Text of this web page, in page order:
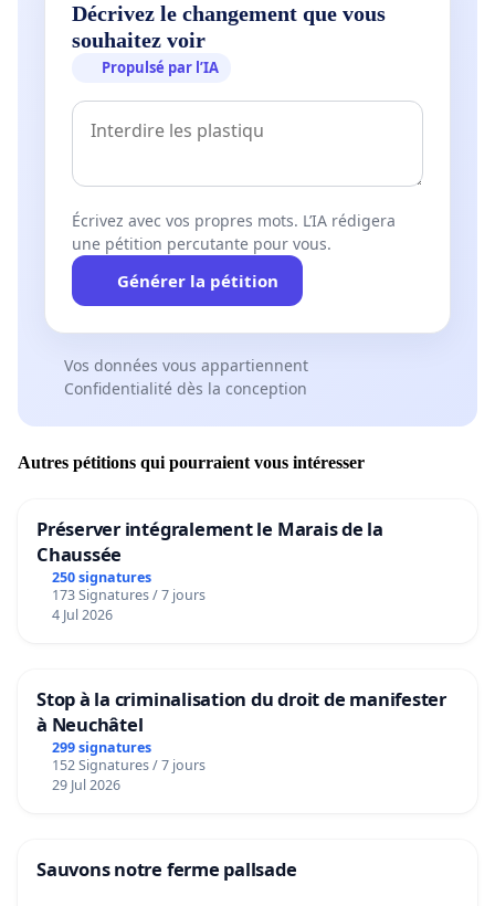
Décrivez le changement que vous
souhaitez voir
Propulsé par l’IA
Écrivez avec vos propres mots. L’IA rédigera
une pétition percutante pour vous.
Générer la pétition
Vos données vous appartiennent
Confidentialité dès la conception
Autres pétitions qui pourraient vous intéresser
Préserver intégralement le Marais de la
Chaussée
250 signatures
173 Signatures / 7 jours
4 Jul 2026
Stop à la criminalisation du droit de manifester
à Neuchâtel
299 signatures
152 Signatures / 7 jours
29 Jul 2026
Sauvons notre ferme pallsade